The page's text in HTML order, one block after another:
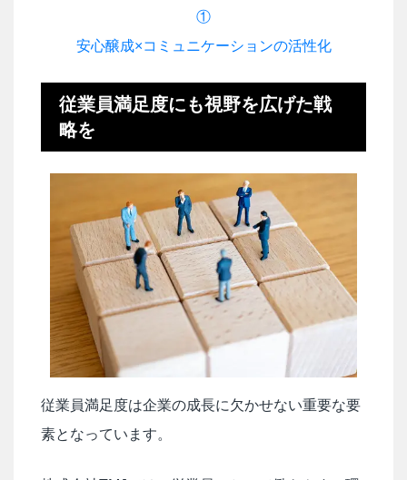
①
安心醸成×コミュニケーションの活性化
従業員満足度にも視野を広げた戦
略を
従業員満足度は企業の成長に欠かせない重要な要
素となっています。